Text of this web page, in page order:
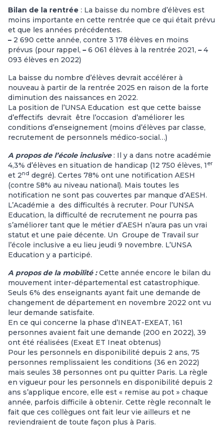
Bilan de la rentrée : La baisse du nombre d’élèves est
moins importante en cette rentrée que ce qui était prévu
et que les années précédentes.
– 2 690 cette année, contre 3 178 élèves en moins
prévus (pour rappel, – 6 061 élèves à la rentrée 2021, – 4
093 élèves en 2022)
La baisse du nombre d’élèves devrait accélérer à
nouveau à partir de la rentrée 2025 en raison de la forte
diminution des naissances en 2022.
La position de l’UNSA Education est que cette baisse
d’effectifs devrait être l’occasion d’améliorer les
conditions d’enseignement (moins d’élèves par classe,
recrutement de personnels médico-social…)
A propos de l’école inclusive: Il y a dans notre académie
4,3% d’élèves en situation de handicap (12 750 élèves, 1 er
et 2nd degré). Certes 78% ont une notification AESH
(contre 58% au niveau national). Mais toutes les
notification ne sont pas couvertes par manque d’AESH.
L’Académie a des difficultés à recruter. Pour l’UNSA
Education, la difficulté de recrutement ne pourra pas
s’améliorer tant que le métier d’AESH n’aura pas un vrai
statut et une paie décente. Un Groupe de Travail sur
l’école inclusive a eu lieu jeudi 9 novembre. L’UNSA
Education y a participé.
A propos de la mobilité :Cette année encore le bilan du
mouvement inter-départemental est catastrophique.
Seuls 6% des enseignants ayant fait une demande de
changement de département en novembre 2022 ont vu
leur demande satisfaite.
En ce qui concerne la phase d’INEAT-EXEAT, 161
personnes avaient fait une demande (200 en 2022), 39
ont été réalisées (Exeat ET Ineat obtenus)
Pour les personnels en disponibilité depuis 2 ans, 75
personnes remplissaient les conditions (36 en 2022)
mais seules 38 personnes ont pu quitter Paris. La règle
en vigueur pour les personnels en disponibilité depuis 2
ans s’applique encore, elle est « remise au pot » chaque
année, parfois difficile à obtenir. Cette règle reconnaît le
fait que ces collègues ont fait leur vie ailleurs et ne
reviendraient de toute façon plus à Paris.